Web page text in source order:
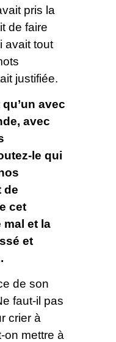
pris la
de faire
avait tout
justifiée.
avec
avec
le qui
de
cet
mal et la
et
de son
faut-il pas
crier à
on mettre à